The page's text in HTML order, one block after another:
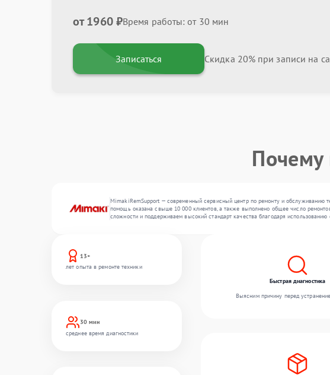
от 1960 ₽Время работы: от 30 мин
Записаться Скидка 20% при записи на
MimakiRemSupport — современный сервисный центр по ремонту и обслуживанию
помощь оказана свыше 10 000 клиентов, а также выполнено общее число
сложности и поддерживаем высокий стандарт качества благодаря использованию
13+
лет опыта в ремонте техники
30 мин
среднее время диагностики
Быстрая диагностика
Выясним причину перед